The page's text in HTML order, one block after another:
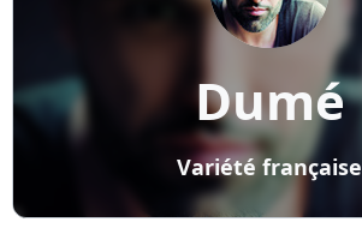
Dumé
Variété française